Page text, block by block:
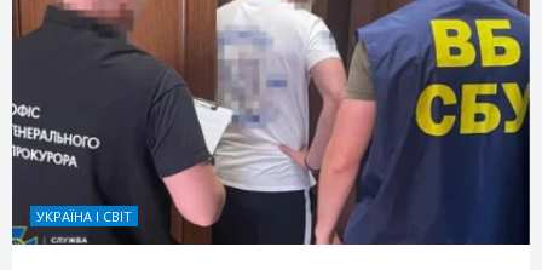
УКРАЇНА І СВІТ